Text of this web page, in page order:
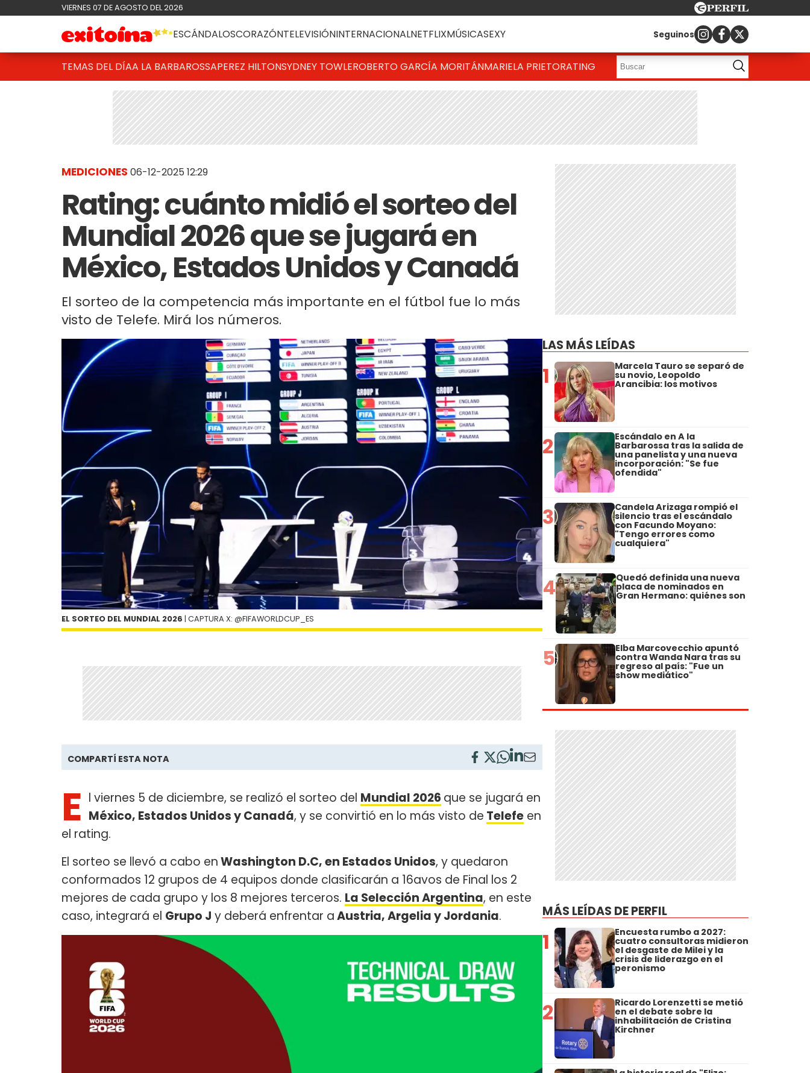
VIERNES 07 DE AGOSTO DEL 2026
ESCÁNDALOSCORAZÓNTELEVISIÓNINTERNACIONALNETFLIXMÚSICASEXY Seguinos
TEMAS DEL DÍAA LA BARBAROSSAPEREZ HILTONSYDNEY TOWLEROBERTO GARCÍA MORITÁNMARIELA PRIETORATING
MEDICIONES 06-12-2025 12:29
Rating: cuánto midió el sorteo del
Mundial 2026 que se jugará en
México, Estados Unidos y Canadá
El sorteo de la competencia más importante en el fútbol fue lo más
visto de Telefe. Mirá los números.
EL SORTEO DEL MUNDIAL 2026 | CAPTURA X: @FIFAWORLDCUP_ES
COMPARTÍ ESTA NOTA
E l viernes 5 de diciembre, se realizó el sorteo del Mundial 2026 que se jugará en
México, Estados Unidos y Canadá, y se convirtió en lo más visto de Telefe en
el rating.
El sorteo se llevó a cabo enWashington D.C, en Estados Unidos, y quedaron
conformados 12 grupos de 4 equipos donde clasificarán a 16avos de Final los 2
mejores de cada grupo y los 8 mejores terceros. La Selección Argentina, en este
caso, integrará el Grupo J y deberá enfrentar aAustria, Argelia y Jordania.
LAS MÁS LEÍDAS
1 Marcela Tauro se separó de
su novio, Leopoldo
Arancibia: los motivos
2 Escándalo en A la
Barbarossa tras la salida de
una panelista y una nueva
incorporación: "Se fue
ofendida"
3 Candela Arizaga rompió el
silencio tras el escándalo
con Facundo Moyano:
"Tengo errores como
cualquiera"
4 Quedó definida una nueva
placa de nominados en
Gran Hermano: quiénes son
5 Elba Marcovecchio apuntó
contra Wanda Nara tras su
regreso al país: "Fue un
show mediático"
MÁS LEÍDAS DE PERFIL
1 Encuesta rumbo a 2027:
cuatro consultoras midieron
el desgaste de Milei y la
crisis de liderazgo en el
peronismo
2 Ricardo Lorenzetti se metió
en el debate sobre la
inhabilitación de Cristina
Kirchner